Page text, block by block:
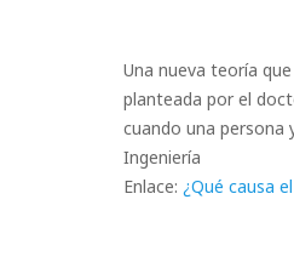
Una nueva teoría
planteada por el
cuando una
Ingeniería
Enlace: ¿Qué causa